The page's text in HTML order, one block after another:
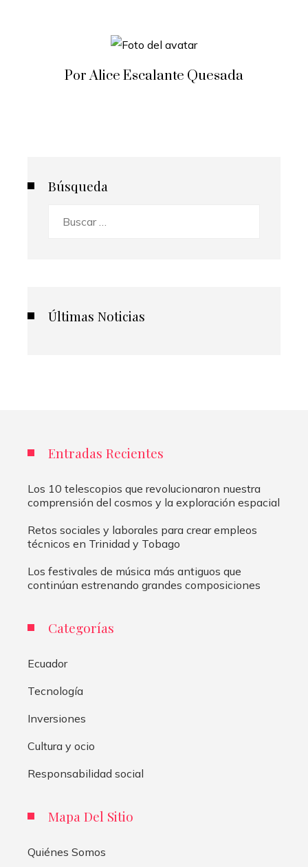
Por Alice Escalante Quesada
Búsqueda
Últimas Noticias
Entradas Recientes
Los 10 telescopios que revolucionaron nuestra
comprensión del cosmos y la exploración espacial
Retos sociales y laborales para crear empleos
técnicos en Trinidad y Tobago
Los festivales de música más antiguos que
continúan estrenando grandes composiciones
Categorías
Ecuador
Tecnología
Inversiones
Cultura y ocio
Responsabilidad social
Mapa Del Sitio
Quiénes Somos